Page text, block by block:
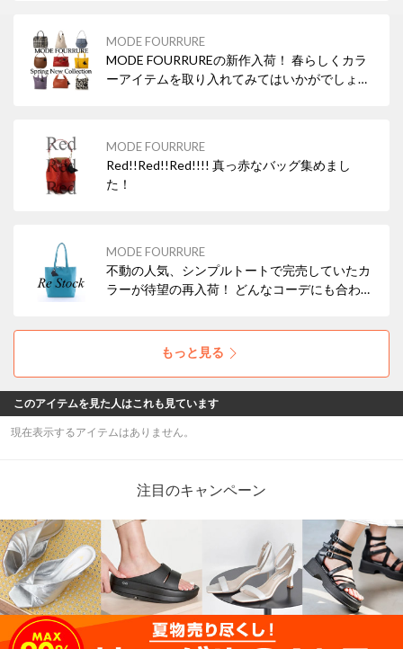
MODE FOURRURE
MODE FOURRUREの新作入荷！ 春らしくカラ
ーアイテムを取り入れてみてはいかがでしょう
MODE FOURRURE
Red!!Red!!Red!!!! 真っ赤なバッグ集めまし
た！
MODE FOURRURE
不動の人気、シンプルトートで完売していたカ
ラーが待望の再入荷！ どんなコーデにも合わせ
ド・ターコイズなどもおすすめですよ！ 本革
（牛革）なので使えば使うほどお気に入りにな
もっと見る
このアイテムを見た人はこれも見ています
現在表示するアイテムはありません。
注目のキャンペーン